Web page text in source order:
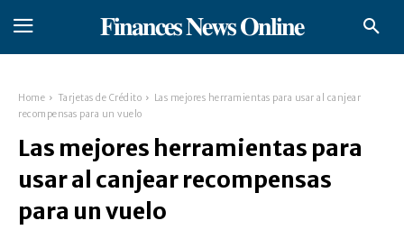
𝐅𝐢𝐧𝐚𝐧𝐜𝐞𝐬 𝐍𝐞𝐰𝐬 𝐎𝐧𝐥𝐢𝐧𝐞
Home Tarjetas de Crédito
Las mejores herramientas para usar al canjear
recompensas para un vuelo
Las mejores herramientas para
usar al canjear recompensas
para un vuelo